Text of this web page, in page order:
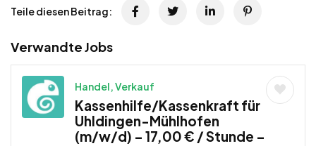
Teile diesen Beitrag:
Verwandte Jobs
Handel, Verkauf
Kassenhilfe/Kassenkraft für
Uhldingen-Mühlhofen
(m/w/d) – 17,00 € / Stunde –